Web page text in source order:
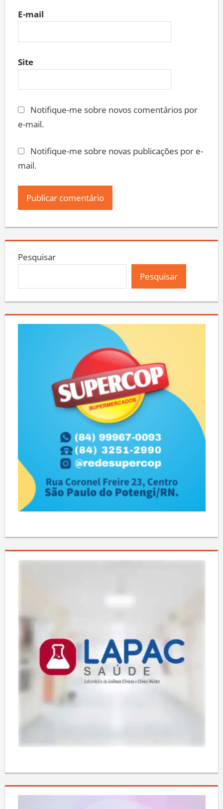
E-mail
Site
Notifique-me sobre novos comentários por
e-mail.
Notifique-me sobre novas publicações por e-
mail.
Pesquisar
Pesquisar